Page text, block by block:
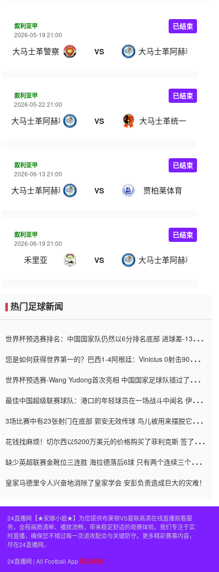
叙利亚甲
2026-05-19 21:00
大马士革警察 VS 大马士革阿赫利
已结束
叙利亚甲
2026-05-22 21:00
大马士革阿赫利 VS 大马士革统一
已结束
叙利亚甲
2026-06-13 21:00
大马士革阿赫利 VS 贾柏莱体育
已结束
叙利亚甲
2026-06-19 21:00
禾里亚 VS 大马士革阿赫利
已结束
热门足球新闻
世界杯预选赛排名：中国国家队仍然以6分排名底部 进球差-13令人
您是如何获得世界第一的？巴西1-4阿根廷：Vinicius 0射击90分钟
世界杯预选赛-Wang Yudong首次亮相 中国国家足球队错过了世界
最佳中国超级联赛球队：港口的年轻球员在一场战斗中闻名 伊万放
3场比赛中有23张射门在底部 郭安无效传球 鸟儿被用来摆脱它
花钱找麻烦！切尔西以5200万美元的价格购买了菲利克斯 签了7年
缺少英超联赛金靴位三连胜 海拉德落后6球 只有两个连续三个连续
皇家马德里令人兴奋地消除了皇家学会 安彭负责造成巨大的灾难！
24直播网【★安娜小姐★】为您提供布莱顿VS曼联高清在线直播观看服
务，全程画质清晰、播放流畅，带来稳定舒适的观赛体验。我们专注于实
时直播，确保您不错过每一次进攻配合与关键防守。更多精彩赛事内容，
尽在24直播网。
24直播网 | All Football App 网站地图